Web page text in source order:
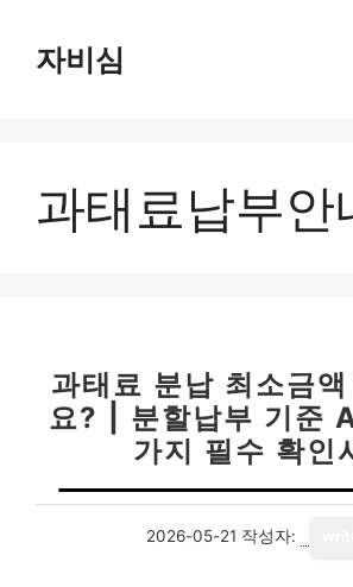
자비심
과태료납부안
과태료 분납 최소금
요? | 분할납부 기준
가지 필수 확인
2026-05-21 작성자: